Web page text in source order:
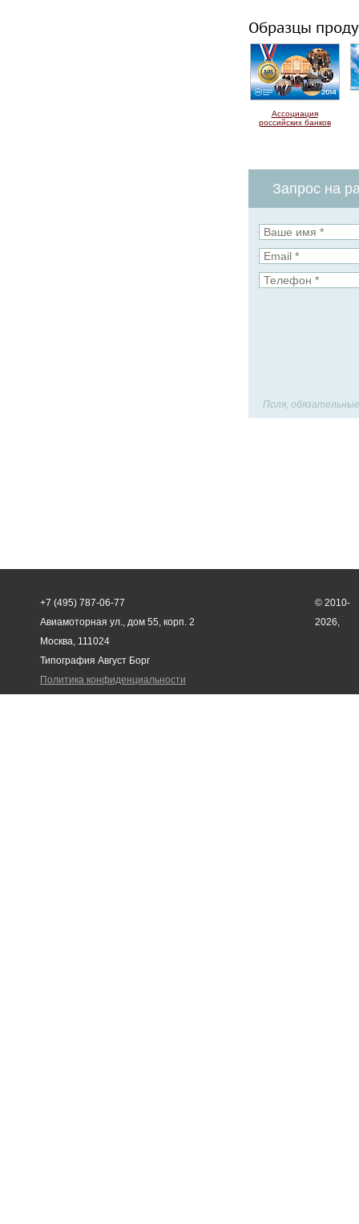
Образцы
Ассоциация
российских банков
Запрос на
Поля,
+7 (495) 787-06-77
Авиамоторная ул., дом 55, корп. 2
Москва, 111024
© 2010-
2026,
Типография Август Борг
Политика конфиденциальности